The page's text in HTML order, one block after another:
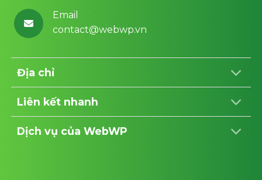
Email
contact@webwp.vn
Địa chỉ
Liên kết nhanh
Dịch vụ của WebWP